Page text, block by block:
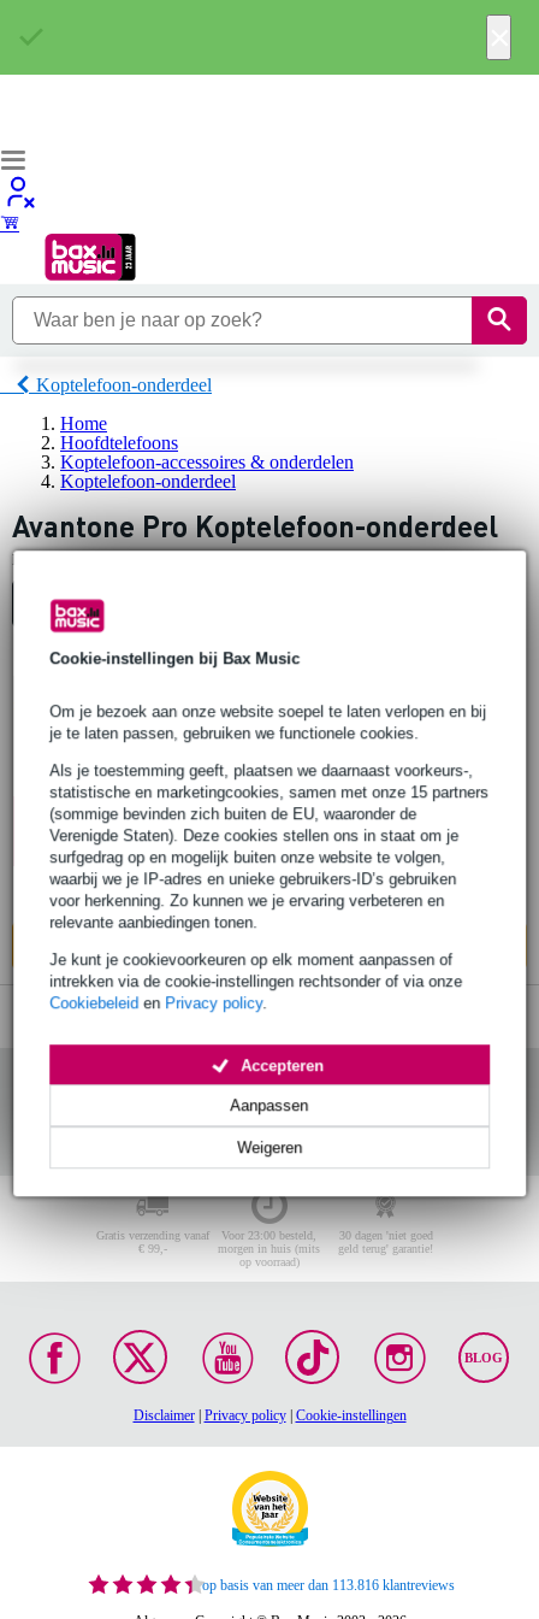
Cookie-instellingen bij Bax Music
Om je bezoek aan onze website soepel te laten verlopen en bij
je te laten passen, gebruiken we functionele cookies.
Als je toestemming geeft, plaatsen we daarnaast voorkeurs-,
statistische en marketingcookies, samen met onze 15 partners
(sommige bevinden zich buiten de EU, waaronder de
Verenigde Staten). Deze cookies stellen ons in staat om je
surfgedrag op en mogelijk buiten onze website te volgen,
waarbij we je IP-adres en unieke gebruikers-ID’s gebruiken
voor herkenning. Zo kunnen we je ervaring verbeteren en
relevante aanbiedingen tonen.
Je kunt je cookievoorkeuren op elk moment aanpassen of
intrekken via de cookie-instellingen rechtsonder of via onze
Cookiebeleid en Privacy policy.
Weigeren
Aanpassen
Accepteren
Koptelefoon-onderdeel
Home
Hoofdtelefoons
Koptelefoon-accessoires & onderdelen
Koptelefoon-onderdeel
Avantone Pro Koptelefoon-onderdeel
Er is
Top-10
-87%
10% EXTRA
KORTING MET
CODE: EXTRA10
Avantone Pro input-printplaat voor Pro
MixPhone MP1
Adviesprijs € 40,- € 5,40
Op voorraad
Ook in1 winkelop voorraad
Gratis verzending vanaf
€ 99,-
Voor 23:00 besteld,
morgen in huis (mits
op voorraad)
30 dagen 'niet goed
geld terug' garantie!
BLOG
Disclaimer| Privacy policy| Cookie-instellingen
op basis van meer dan 113.816 klantreviews